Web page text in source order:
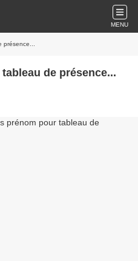
MENU
de présence...